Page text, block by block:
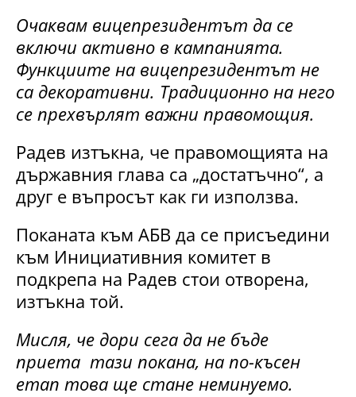
Очаквам вицепрезидентът да се
включи активно в кампанията.
Функциите на вицепрезидентът не
са декоративни. Традиционно на него
се прехвърлят важни правомощия.
Радев изтъкна, че правомощията на
държавния глава са „достатъчно“, а
друг е въпросът как ги използва.
Поканата към АБВ да се присъедини
към Инициативния комитет в
подкрепа на Радев стои отворена,
изтъкна той.
Мисля, че дори сега да не бъде
приета тази покана, на по-късен
етап това ще стане неминуемо.